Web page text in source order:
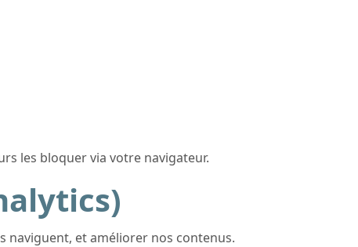
les bloquer via votre navigateur.
naviguent, et améliorer nos contenus.